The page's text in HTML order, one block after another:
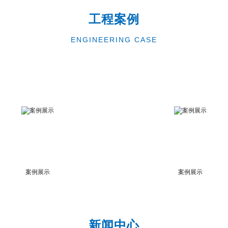
工程案例
ENGINEERING CASE
案例展示 案例展示
新闻中心